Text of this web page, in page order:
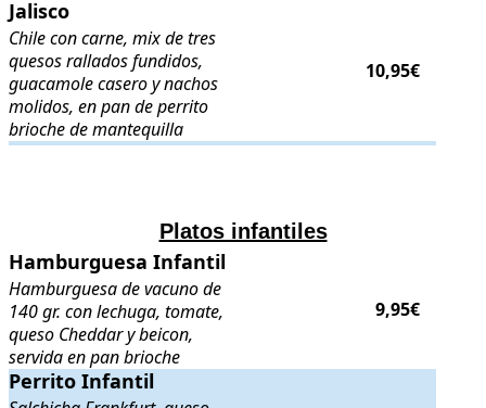
Jalisco . Chile con carne, mix de tres quesos rallados fundidos,
Jalisco
Chile con carne, mix de tres
quesos rallados fundidos,
guacamole casero y nachos
molidos, en pan de perrito
brioche de mantequilla
10,95€
..
Platos infantiles
Hamburguesa Infantil . Hamburguesa de vacuno de 140 gr. con
Hamburguesa Infantil
Hamburguesa de vacuno de
140 gr. con lechuga, tomate,
queso Cheddar y beicon,
servida en pan brioche
9,95€
Perrito Infantil . Salchicha Frankfurt, queso Cheddar y cebolla
Perrito Infantil